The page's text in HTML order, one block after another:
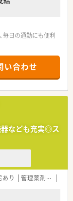
毎日の通勤にも便利
2名体制で、ピッキ
開しており、地域
と、クリニックの
門前クリニックと
てから1時間以内
みの完全週休二日制
い合わせ
器なども充実◎ス
あり 管理薬剤師